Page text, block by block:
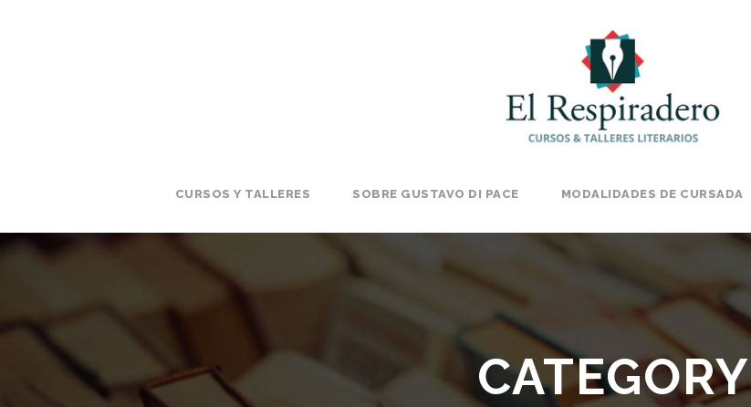
CURSOS Y TALLERES SOBRE GUSTAVO DI PACE MODALIDADES DE CURSADA
CATEGORY